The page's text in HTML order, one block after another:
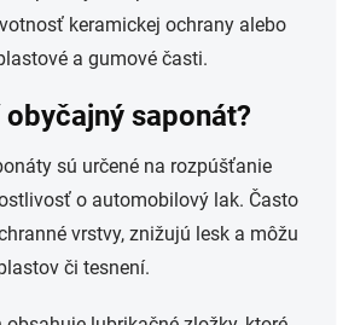
keramickej ochrany alebo
a gumové časti.
saponát?
sú určené na rozpúšťanie
o automobilový lak. Často
vrstvy, znižujú lesk a môžu
či tesnení.